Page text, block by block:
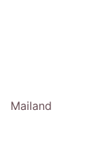
Mailand